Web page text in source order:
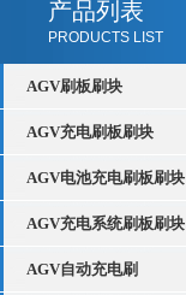
产品列表
PRODUCTS LIST
AGV刷板刷块
AGV充电刷板刷块
AGV电池充电刷板刷块
AGV充电系统刷板刷块
AGV自动充电刷